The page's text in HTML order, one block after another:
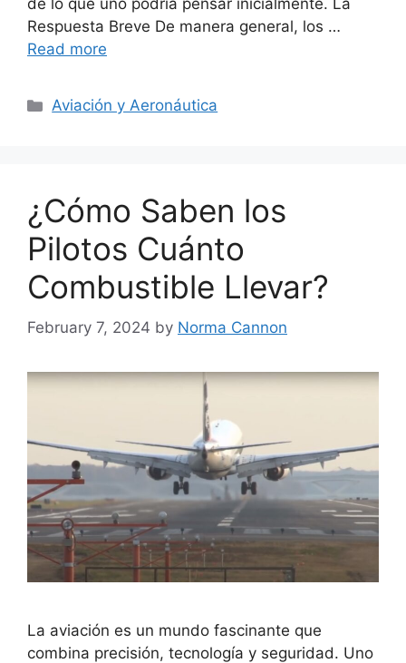
de lo que uno podría pensar inicialmente. La
Respuesta Breve De manera general, los …
Read more
Categories
Aviación y Aeronáutica
¿Cómo Saben los
Pilotos Cuánto
Combustible Llevar?
February 7, 2024 by Norma Cannon
La aviación es un mundo fascinante que
combina precisión, tecnología y seguridad. Uno